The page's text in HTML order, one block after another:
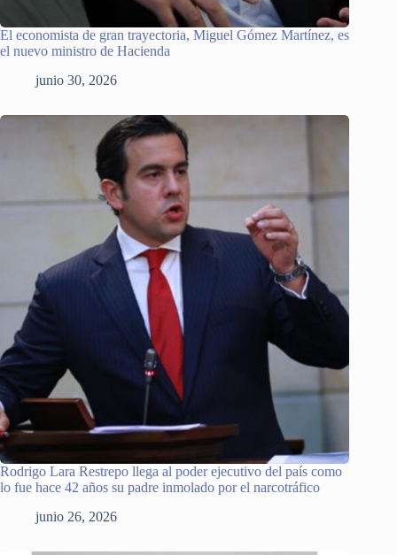
El economista de gran trayectoria, Miguel Gómez Martínez, es
el nuevo ministro de Hacienda
junio 30, 2026
Rodrigo Lara Restrepo llega al poder ejecutivo del país como
lo fue hace 42 años su padre inmolado por el narcotráfico
junio 26, 2026